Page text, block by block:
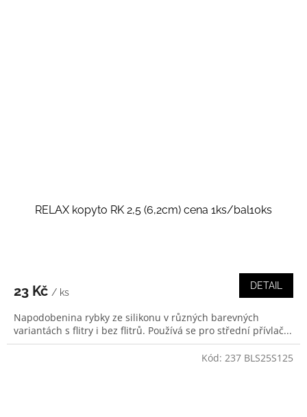
RELAX kopyto RK 2,5 (6,2cm) cena 1ks/bal10ks
23 Kč / ks
DETAIL
Napodobenina rybky ze silikonu v různých barevných
variantách s flitry i bez flitrů. Používá se pro střední přívlač...
Kód: 237 BLS25S125